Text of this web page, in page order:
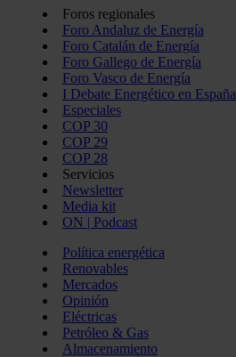
Foros regionales
Foro Andaluz de Energía
Foro Catalán de Energía
Foro Gallego de Energía
Foro Vasco de Energía
I Debate Energético en España
Especiales
COP 30
COP 29
COP 28
Servicios
Newsletter
Media kit
ON | Podcast
Política energética
Renovables
Mercados
Opinión
Eléctricas
Petróleo & Gas
Almacenamiento